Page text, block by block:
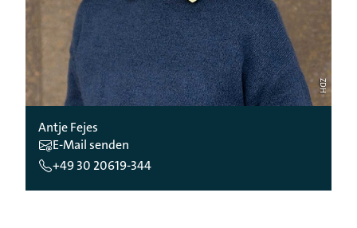
ZDH
Antje Fejes
E-Mail senden
+49 30 20619-344